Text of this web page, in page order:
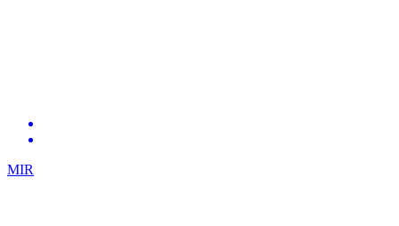
MIR